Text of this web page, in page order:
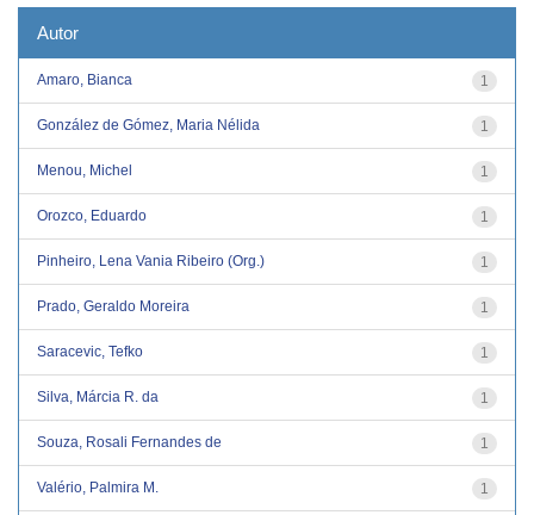
Autor
1
Amaro, Bianca
1
González de Gómez, Maria Nélida
1
Menou, Michel
1
Orozco, Eduardo
1
Pinheiro, Lena Vania Ribeiro (Org.)
1
Prado, Geraldo Moreira
1
Saracevic, Tefko
1
Silva, Márcia R. da
1
Souza, Rosali Fernandes de
1
Valério, Palmira M.